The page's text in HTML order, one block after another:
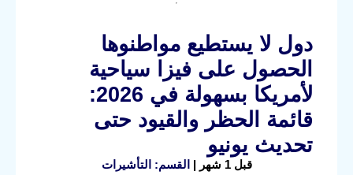
دول لا يستطيع مواطنوها
الحصول على فيزا سياحية
لأمريكا بسهولة في 2026:
قائمة الحظر والقيود حتى
تحديث يونيو
قبل 1 شهر | القسم: التأشيرات